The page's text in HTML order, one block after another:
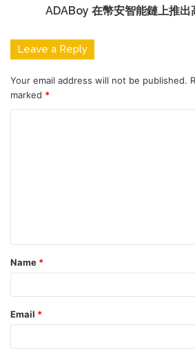
ADABoy 在幣安智能鏈上推出
Leave a Reply
Your email address will not be published.
marked *
Name *
Email *